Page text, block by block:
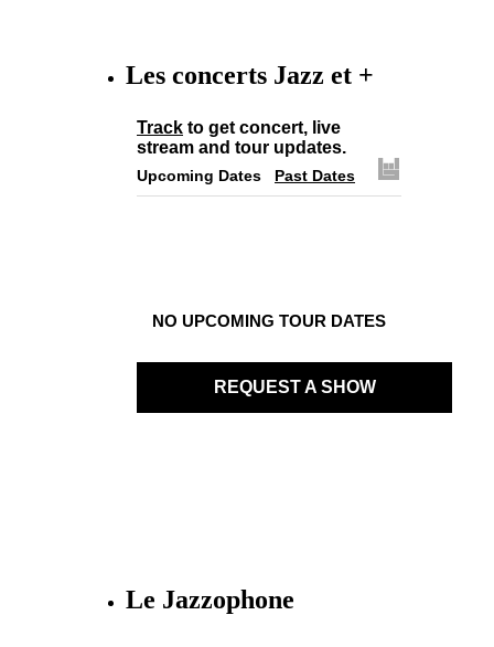
Les concerts Jazz et +
Track to get concert, live
stream and tour updates.
Upcoming Dates Past Dates
NO UPCOMING TOUR DATES
REQUEST A SHOW
Le Jazzophone